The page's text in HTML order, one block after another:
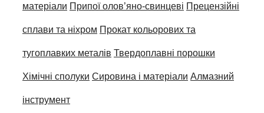
матеріали Припої олов’яно-свинцеві Прецензійні
сплави та ніхром Прокат кольорових та
тугоплавких металів Твердоплавні порошки
Хімічні сполуки Сировина і матеріали Алмазний
інструмент